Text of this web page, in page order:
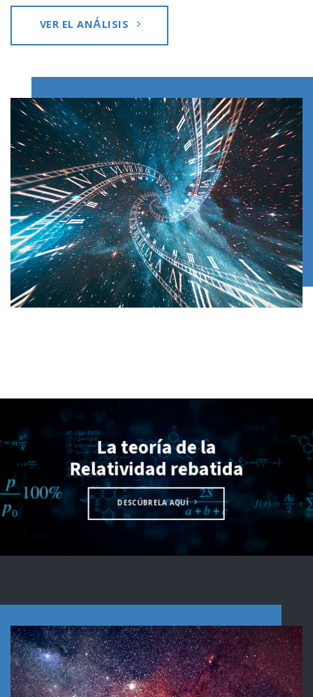
VER EL ANÁLISIS
La teoría de la
Relatividad rebatida
DESCÚBRELA AQUÍ